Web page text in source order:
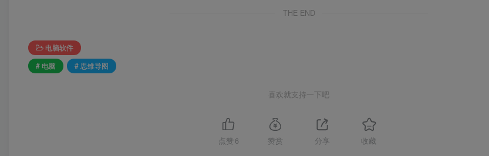
THE END
电脑软件
# 电脑
# 思维导图
喜欢就支持一下吧
点赞 6 赞赏 分享 收藏